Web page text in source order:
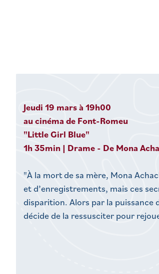
Jeudi 19 mars à 19h00
au cinéma de Font-Romeu
"Little Girl Blue"
1h 35min | Drame - De Mona
"À la mort de sa mère, Mona
et d’enregistrements, mais ces
disparition. Alors par la puissance
décide de la ressusciter pour